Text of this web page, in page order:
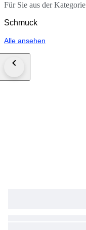
Für Sie aus der Kategorie
Schmuck
Alle ansehen